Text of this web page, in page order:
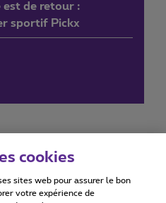
est de retour :
sportif Pickx
Accessibility statement
cookies
sites web pour assurer le bon
votre expérience de